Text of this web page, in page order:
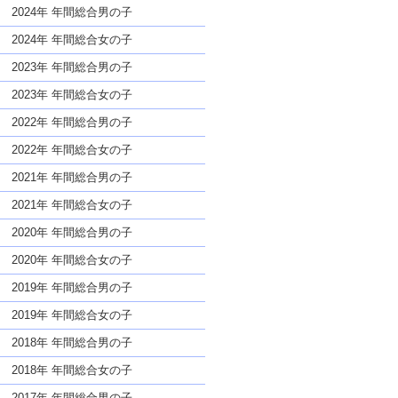
名前であっても奇抜すぎない
2024年 年間総合男の子
2024年 年間総合女の子
2023年 年間総合男の子
2023年 年間総合女の子
2022年 年間総合男の子
2022年 年間総合女の子
2021年 年間総合男の子
2021年 年間総合女の子
2020年 年間総合男の子
2020年 年間総合女の子
2019年 年間総合男の子
2019年 年間総合女の子
2018年 年間総合男の子
2018年 年間総合女の子